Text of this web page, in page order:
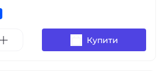
Купити